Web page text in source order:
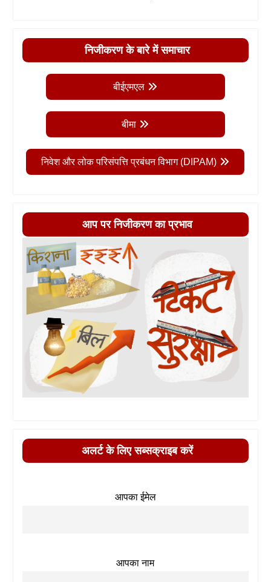
निजीकरण के बारे में समाचार
बीईएमएल
बीमा
निवेश और लोक परिसंपत्ति प्रबंधन विभाग (DIPAM)
आप पर निजीकरण का प्रभाव
अलर्ट के लिए सब्सक्राइब करें
आपका ईमेल
आपका नाम